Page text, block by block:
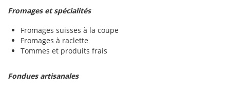
Fromages et spécialités
Fromages suisses à la coupe
Fromages à raclette
Tommes et produits frais
Fondues artisanales